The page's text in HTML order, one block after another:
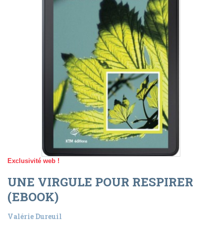
Exclusivité web !
UNE VIRGULE POUR RESPIRER
(EBOOK)
Valérie Dureuil